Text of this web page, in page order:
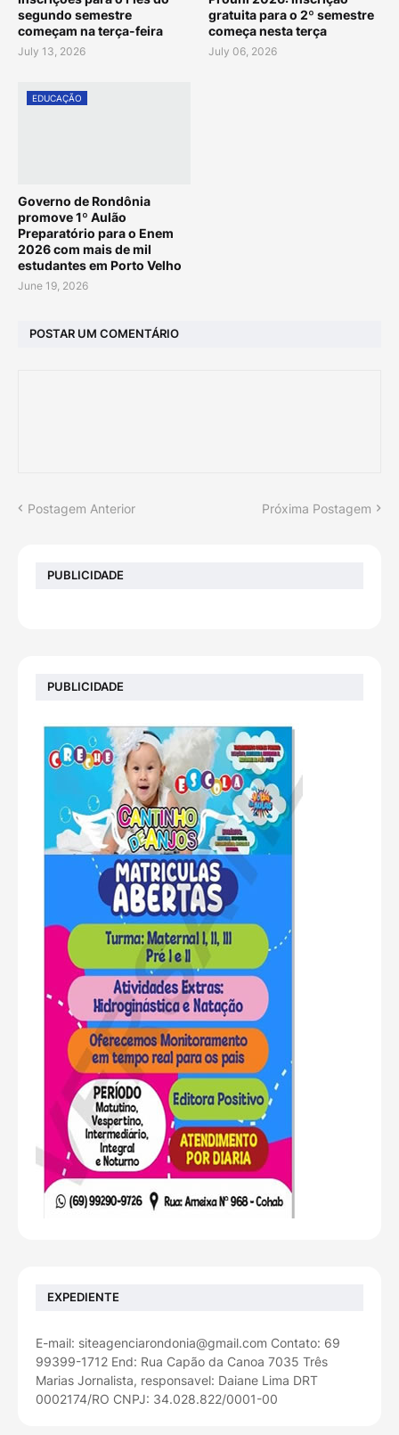
segundo semestre
começam na terça-feira
July 13, 2026
gratuita para o 2º semestre
começa nesta terça
July 06, 2026
EDUCAÇÃO
Governo de Rondônia
promove 1º Aulão
Preparatório para o Enem
2026 com mais de mil
estudantes em Porto Velho
June 19, 2026
POSTAR UM COMENTÁRIO
Postagem Anterior Próxima Postagem
PUBLICIDADE
PUBLICIDADE
EXPEDIENTE
E-mail: siteagenciarondonia@gmail.com Contato: 69
99399-1712 End: Rua Capão da Canoa 7035 Três
Marias Jornalista, responsavel: Daiane Lima DRT
0002174/RO CNPJ: 34.028.822/0001-00